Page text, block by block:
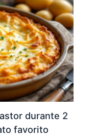
durante 2
favorito